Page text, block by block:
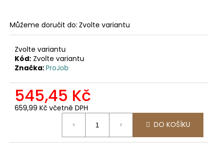
Můžeme doručit do: Zvolte variantu
Zvolte variantu
Kód: Zvolte variantu
Značka:ProJob
545,45 Kč
659,99 Kč včetně DPH
DO KOŠÍKU
e
2502
PRACOVNÍ
KALHOTY
PASU,
ODEPÍNACÍ
NOHAVICE